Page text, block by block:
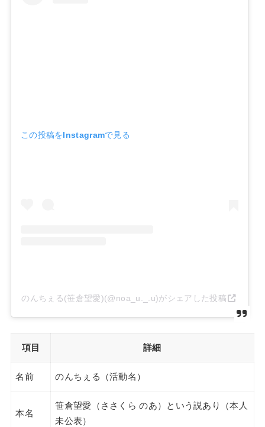
この投稿をInstagramで見る
のんちぇる(笹倉望愛)(@noa_u._.u)がシェアした投稿
項目 詳細
名前 のんちぇる（活動名）
本名
笹倉望愛（ささくら のあ）という説あり（本人
未公表）